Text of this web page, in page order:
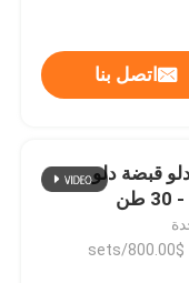
اتصل بنا
قبضة دلو